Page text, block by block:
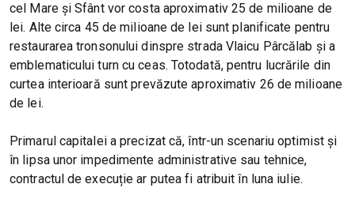
cel Mare și Sfânt vor costa aproximativ 25 de milioane de
lei. Alte circa 45 de milioane de lei sunt planificate pentru
restaurarea tronsonului dinspre strada Vlaicu Pârcălab și a
emblematicului turn cu ceas. Totodată, pentru lucrările din
curtea interioară sunt prevăzute aproximativ 26 de milioane
de lei.
Primarul capitalei a precizat că, într-un scenariu optimist și
în lipsa unor impedimente administrative sau tehnice,
contractul de execuție ar putea fi atribuit în luna iulie.